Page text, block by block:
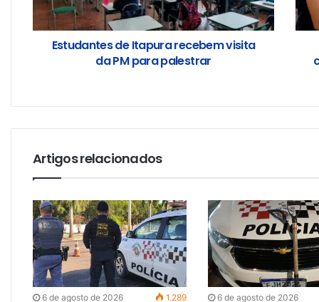
Estudantes de Itapura recebem visita
da PM para palestrar
Artigos relacionados
6 de agosto de 2026 1.289 6 de agosto de 2026